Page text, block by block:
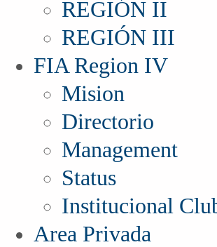
REGIÓN II
REGIÓN III
FIA Region IV
Mision
Directorio
Management
Status
Institucional
Area Privada